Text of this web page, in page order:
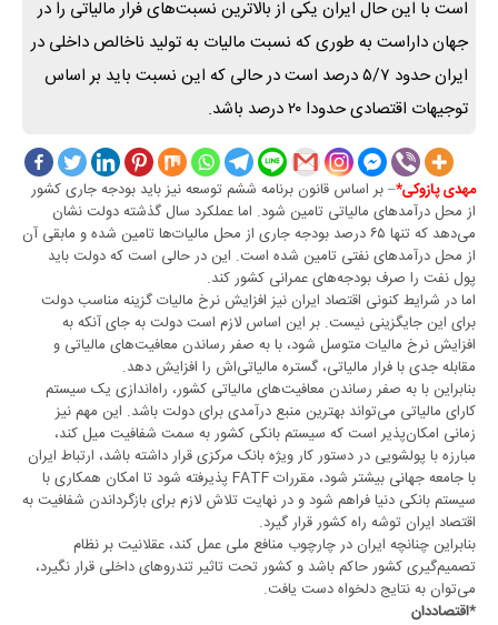
است‌ با این حال ایران یکی از بالاترین نسبت‌های فرار مالیاتی را در
جهان داراست‌ به طوری که نسبت مالیات به تولید ناخالص داخلی در
ایران حدود ۵/۷ درصد است‌ در حالی که این نسبت باید بر اساس
توجیهات اقتصادی حدودا ۲۰ درصد باشد.
مهدی پازوکی*– بر اساس قانون برنامه ششم توسعه نیز‌ باید بودجه جاری کشور
از محل درآمدهای مالیاتی تامین شود. اما عملکرد سال گذشته دولت نشان
می‌دهد که تنها ۶۵ درصد بودجه جاری از محل مالیات‌ها تامین شده و مابقی آن
از محل درآمدهای نفتی تامین شده است. این در حالی است که دولت باید
پول نفت را صرف بودجه‌های عمرانی کشور کند.
اما در شرایط کنونی اقتصاد ایران نیز‌ افزایش نرخ مالیات گزینه مناسب دولت
برای این جایگزینی نیست. بر این اساس لازم است دولت به جای آنکه به
افزایش نرخ مالیات متوسل شود، با به صفر رساندن معافیت‌های مالیاتی و
مقابله جدی با فرار مالیاتی، گستره مالیاتی‌اش را افزایش دهد.
بنابراین با به صفر رساندن معافیت‌های مالیاتی کشور، راه‌اندازی یک سیستم
کارای مالیاتی می‌تواند بهترین منبع درآمدی برای دولت باشد. این مهم نیز
زمانی امکان‌پذیر است که سیستم بانکی کشور به سمت شفافیت میل کند،
مبارزه با پولشویی در دستور کار ویژه بانک مرکزی قرار داشته باشد، ارتباط ایران
با جامعه جهانی بیشتر شود، مقررات FATF پذیرفته شود تا امکان همکاری با
سیستم بانکی دنیا فراهم شود و در نهایت تلاش لازم برای بازگرداندن شفافیت به
اقتصاد ایران توشه راه کشور قرار گیرد.
بنابراین چنانچه ایران در چارچوب منافع ملی عمل کند، عقلانیت بر نظام
تصمیم‌گیری کشور حاکم باشد و کشور تحت تاثیر تندروهای داخلی قرار نگیرد،
می‌توان به نتایج دلخواه دست یافت.
*اقتصاددان